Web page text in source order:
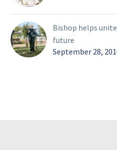
Bishop helps
future
September 28,